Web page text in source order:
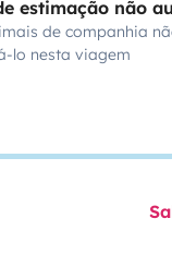
estimação não
de companhia
lo nesta viagem